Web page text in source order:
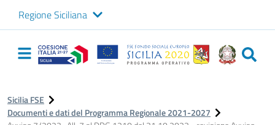
Regione Siciliana
Logo Sicilia FSE
Navigazione
principale
Sicilia FSE
Documenti e dati del Programma Regionale 2021-2027